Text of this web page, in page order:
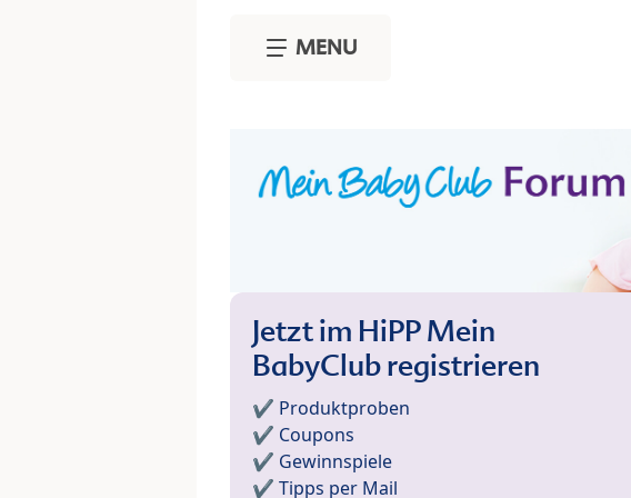
MENU
Jetzt im HiPP Mein
BabyClub registrieren
✔️ Produktproben
✔️ Coupons
✔️ Gewinnspiele
✔️ Tipps per Mail